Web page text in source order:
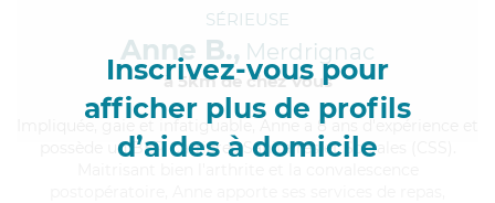
Inscrivez-vous pour
afficher plus de profils
d’aides à domicile
SÉRIEUSE
Anne B., Merdrignac
à 5km de chez Vous
, gaie et infatiguable, Anne a 8 ans d'expérience et
possède un BEP Carrières Sanitaires et Sociales (CSS).